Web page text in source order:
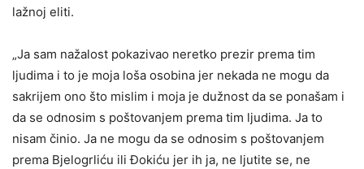
lažnoj eliti.
„Ja sam nažalost pokazivao neretko prezir prema tim
ljudima i to je moja loša osobina jer nekada ne mogu da
sakrijem ono što mislim i moja je dužnost da se ponašam i
da se odnosim s poštovanjem prema tim ljudima. Ja to
nisam činio. Ja ne mogu da se odnosim s poštovanjem
prema Bjelogrliću ili Đokiću jer ih ja, ne ljutite se, ne